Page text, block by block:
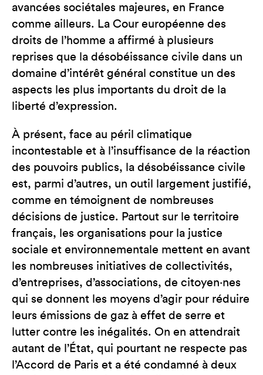
avancées sociétales majeures, en France
comme ailleurs. La Cour européenne des
droits de l’homme a affirmé à plusieurs
reprises que la désobéissance civile dans un
domaine d’intérêt général constitue un des
aspects les plus importants du droit de la
liberté d’expression.
À présent, face au péril climatique
incontestable et à l’insuffisance de la réaction
des pouvoirs publics, la désobéissance civile
est, parmi d’autres, un outil largement justifié,
comme en témoignent de nombreuses
décisions de justice. Partout sur le territoire
français, les organisations pour la justice
sociale et environnementale mettent en avant
les nombreuses initiatives de collectivités,
d’entreprises, d’associations, de citoyen‧nes
qui se donnent les moyens d’agir pour réduire
leurs émissions de gaz à effet de serre et
lutter contre les inégalités. On en attendrait
autant de l’État, qui pourtant ne respecte pas
l’Accord de Paris et a été condamné à deux